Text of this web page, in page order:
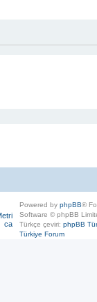
Powered by phpBB®
Software © phpBB
Türkçe çeviri: phpBB
Türkiye Forum